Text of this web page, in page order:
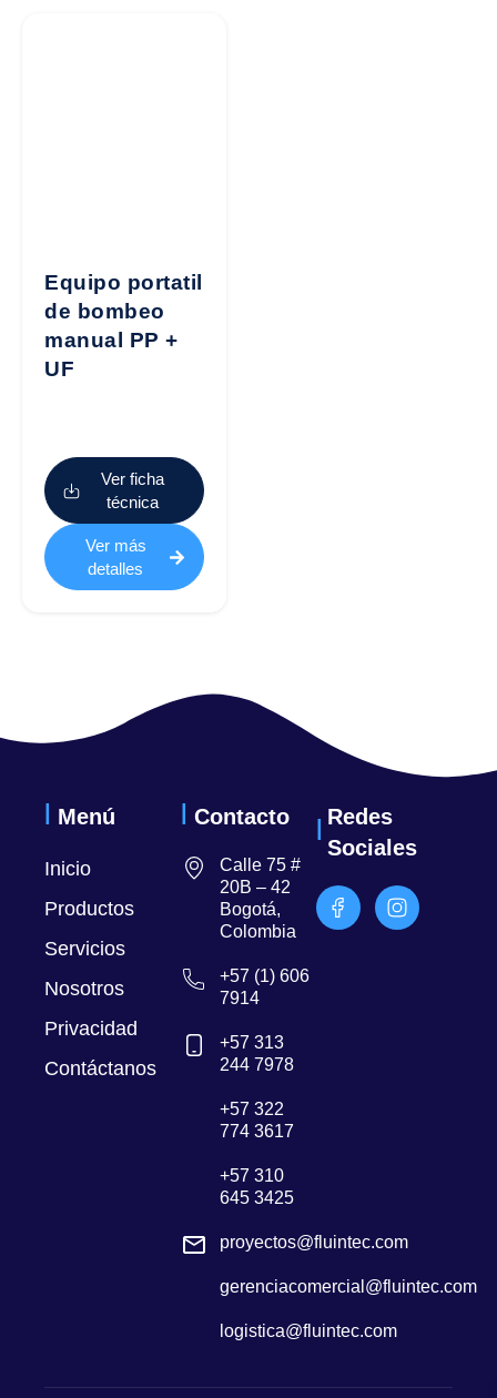
Equipo portatil
de bombeo
manual PP +
UF
Ver ficha
técnica
Ver más
detalles
Menú
Inicio
Productos
Servicios
Nosotros
Privacidad
Contáctanos
Contacto
Calle 75 #
20B – 42
Bogotá,
Colombia
+57 (1) 606
7914
+57 313
244 7978
+57 322
774 3617
+57 310
645 3425
proyectos@fluintec.com
gerenciacomercial@fluintec.com
logistica@fluintec.com
Redes
Sociales